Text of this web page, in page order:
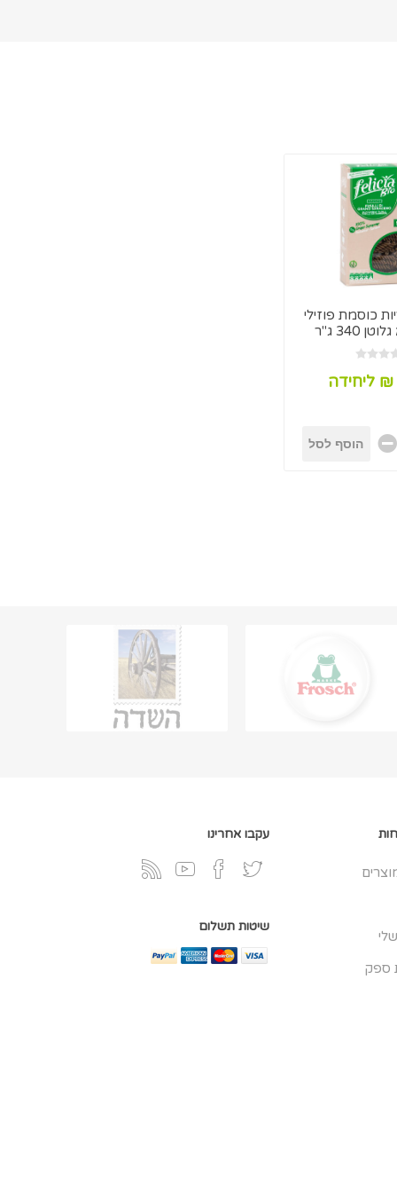
כוסמת פוזילי
340 ג"ר
ספק
עקבו אחרינו
שיטות תשלום